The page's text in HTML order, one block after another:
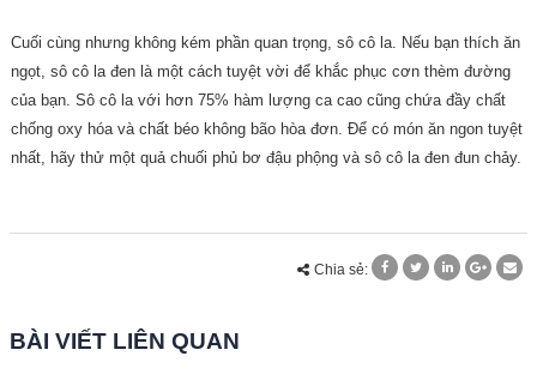
Cuối cùng nhưng không kém phần quan trọng, sô cô la. Nếu bạn thích ăn
ngọt, sô cô la đen là một cách tuyệt vời để khắc phục cơn thèm đường
của bạn. Sô cô la với hơn 75% hàm lượng ca cao cũng chứa đầy chất
chống oxy hóa và chất béo không bão hòa đơn. Để có món ăn ngon tuyệt
nhất, hãy thử một quả chuối phủ bơ đậu phộng và sô cô la đen đun chảy.
Chia sẻ:
BÀI VIẾT LIÊN QUAN